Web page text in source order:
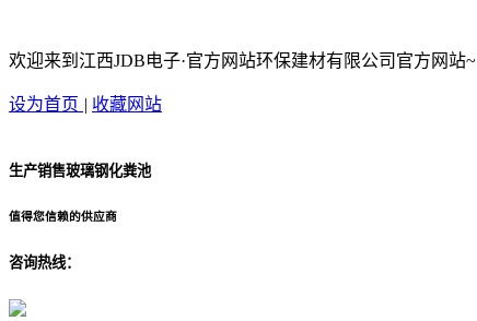
欢迎来到江西JDB电子·官方网站环保建材有限公司官方网站~
设为首页 | 收藏网站
生产销售玻璃钢化粪池
值得您信赖的供应商
咨询热线：